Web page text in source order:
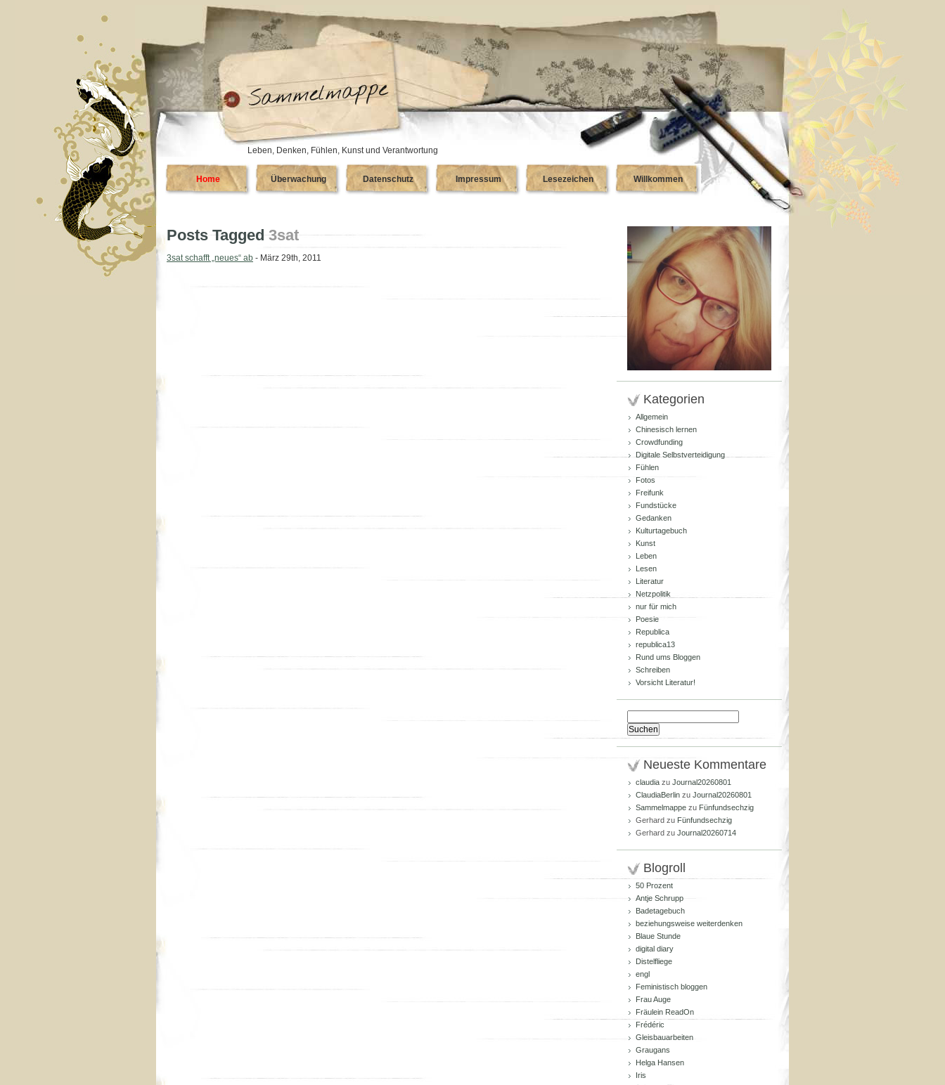
Leben, Denken, Fühlen, Kunst und Verantwortung
Home Überwachung Datenschutz Impressum Lesezeichen Willkommen
Posts Tagged 3sat
3sat schafft „neues“ ab - März 29th, 2011
Kategorien
Allgemein
Chinesisch lernen
Crowdfunding
Digitale Selbstverteidigung
Fühlen
Fotos
Freifunk
Fundstücke
Gedanken
Kulturtagebuch
Kunst
Leben
Lesen
Literatur
Netzpolitik
nur für mich
Poesie
Republica
republica13
Rund ums Bloggen
Schreiben
Vorsicht Literatur!
nach:
Neueste Kommentare
claudia zu Journal20260801
ClaudiaBerlin zu Journal20260801
Sammelmappe zu Fünfundsechzig
Gerhard zu Fünfundsechzig
Gerhard zu Journal20260714
Blogroll
50 Prozent
Antje Schrupp
Badetagebuch
beziehungsweise weiterdenken
Blaue Stunde
digital diary
Distelfliege
engl
Feministisch bloggen
Frau Auge
Fräulein ReadOn
Frédéric
Gleisbauarbeiten
Graugans
Helga Hansen
Iris